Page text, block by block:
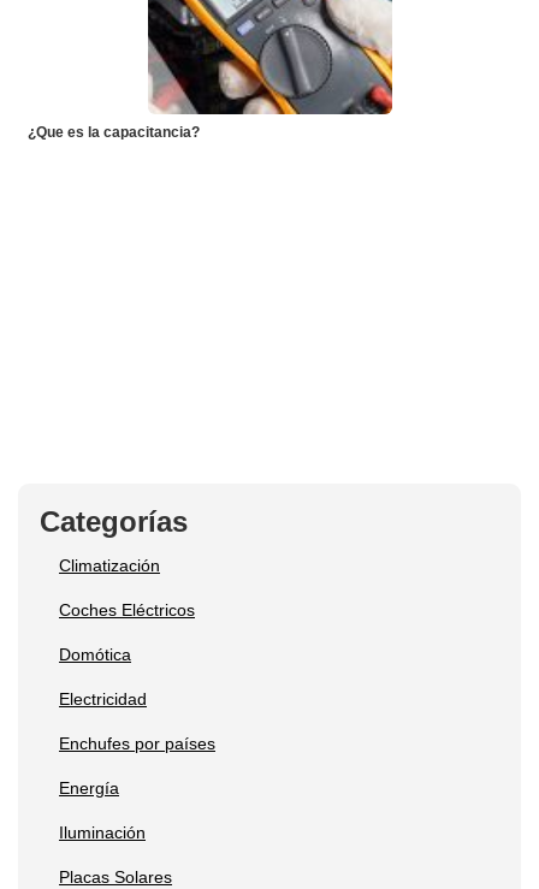
¿Que es la capacitancia?
Categorías
Climatización
Coches Eléctricos
Domótica
Electricidad
Enchufes por países
Energía
Iluminación
Placas Solares